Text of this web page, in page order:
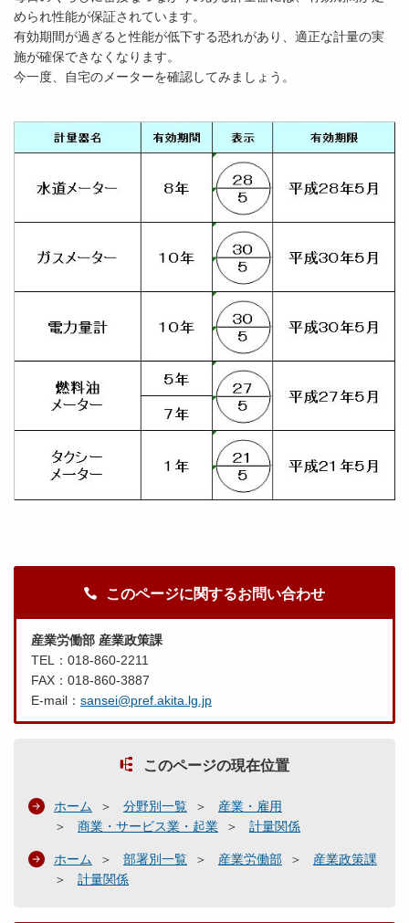
められ性能が保証されています。
有効期間が過ぎると性能が低下する恐れがあり、適正な計量の実
施が確保できなくなります。
今一度、自宅のメーターを確認してみましょう。
このページに関するお問い合わせ
産業労働部 産業政策課
TEL：018-860-2211
FAX：018-860-3887
E-mail： sansei@pref.akita.lg.jp
このページの現在位置
ホーム 分野別一覧
産業・雇用
商業・サービス業・起業
計量関係
ホーム 部署別一覧 産業労働部
産業政策課
計量関係